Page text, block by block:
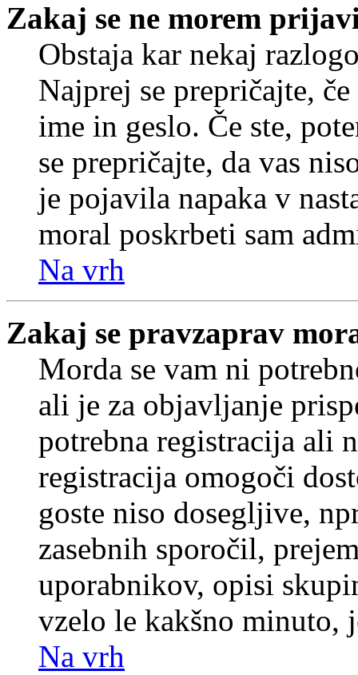
Zakaj se ne morem
Obstaja kar nekaj
Najprej se prepričajte,
ime in geslo. Če ste,
se prepričajte, da vas
je pojavila napaka v
moral poskrbeti sam
Na vrh
Zakaj se pravzaprav
Morda se vam ni
ali je za objavljanje
potrebna registracija ali
registracija omogoči
goste niso dosegljive,
zasebnih sporočil,
uporabnikov, opisi
vzelo le kakšno minuto,
Na vrh